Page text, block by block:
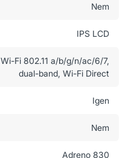
Nem
IPS LCD
Wi-Fi 802.11 a/b/g/n/ac/6/7,
dual-band, Wi-Fi Direct
Igen
Nem
Adreno 830